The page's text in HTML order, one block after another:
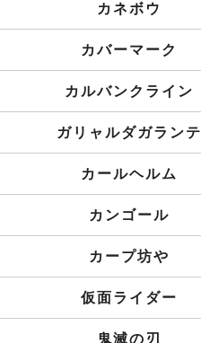
カネボウ
カバーマーク
カルバンクライン
ガリャルダガランテ
カールヘルム
カンゴール
カープ坊や
仮面ライダー
鬼滅の刃